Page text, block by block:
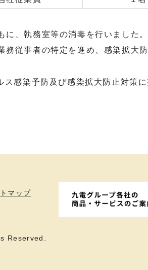
、執務室等の消毒を行いました。
従事者の特定を進め、感染拡大
感染予防及び感染拡大防止対策に
マップ
Reserved.